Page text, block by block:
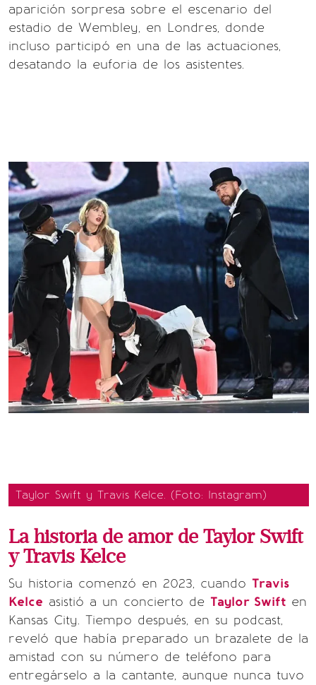
aparición sorpresa sobre el escenario del
estadio de Wembley, en Londres, donde
incluso participó en una de las actuaciones,
desatando la euforia de los asistentes.
Taylor Swift y Travis Kelce. (Foto: Instagram)
La historia de amor de Taylor Swift
y Travis Kelce
Su historia comenzó en 2023, cuando Travis
Kelce asistió a un concierto de Taylor Swift en
Kansas City. Tiempo después, en su podcast,
reveló que había preparado un brazalete de la
amistad con su número de teléfono para
entregárselo a la cantante, aunque nunca tuvo